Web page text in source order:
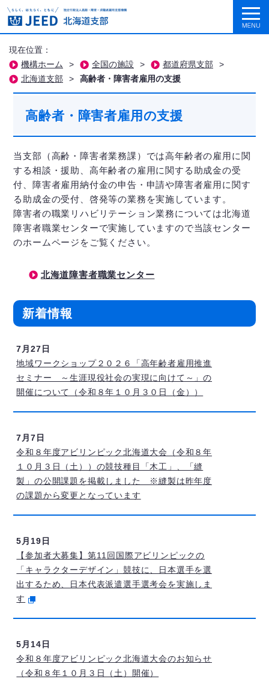
現在位置：
機構ホーム
> 全国の施設 > 都道府県支部
>
北海道支部
> 高齢者・障害者雇用の支援
高齢者・障害者雇用の支援
当支部（高齢・障害者業務課）では高年齢者の雇用に関
する相談・援助、高年齢者の雇用に関する助成金の受
付、障害者雇用納付金の申告・申請や障害者雇用に関す
る助成金の受付、啓発等の業務を実施しています。
障害者の職業リハビリテーション業務については北海道
障害者職業センターで実施していますので当該センター
のホームページをご覧ください。
北海道障害者職業センター
新着情報
7月27日
地域ワークショップ２０２６「高年齢者雇用推進
セミナー ～生涯現役社会の実現に向けて～」の
開催について（令和８年１０月３０日（金））
7月7日
令和８年度アビリンピック北海道大会（令和８年
１０月３日（土））の競技種目「木工」、「縫
製」の公開課題を掲載しました ※縫製は昨年度
の課題から変更となっています
5月19日
【参加者大募集】第11回国際アビリンピックの
「キャラクターデザイン」競技に、日本選手を選
出するため、日本代表派遣選手選考会を実施しま
す
5月14日
令和８年度アビリンピック北海道大会のお知らせ
（令和８年１０月３日（土）開催）